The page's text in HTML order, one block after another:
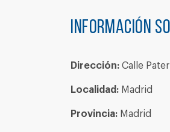
Información
Dirección: Calle
Localidad: Madrid
Provincia: Madrid